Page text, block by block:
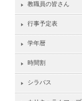
教職員の皆さん
行事予定表
学年暦
時間割
シラバス